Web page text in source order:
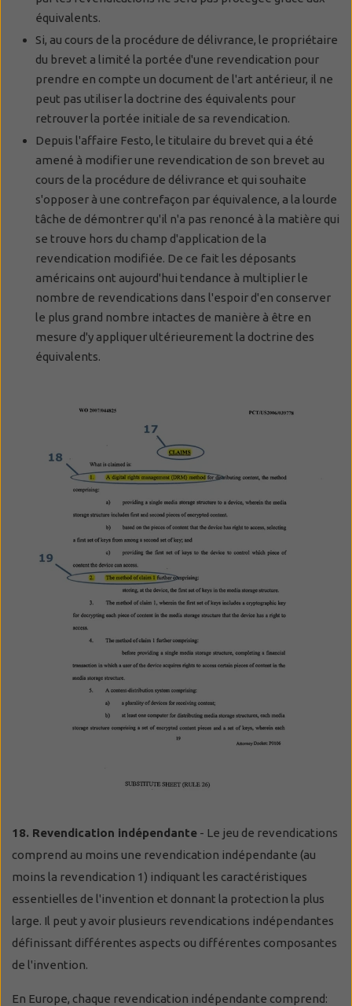
équivalents.
Si, au cours de la procédure de délivrance, le propriétaire
du brevet a limité la portée d'une revendication pour
prendre en compte un document de l'art antérieur, il ne
peut pas utiliser la doctrine des équivalents pour
retrouver la portée initiale de sa revendication.
Depuis l'affaire Festo, le titulaire du brevet qui a été
amené à modifier une revendication de son brevet au
cours de la procédure de délivrance et qui souhaite
s'opposer à une contrefaçon par équivalence, a la lourde
tâche de démontrer qu'il n'a pas renoncé à la matière qui
se trouve hors du champ d'application de la
revendication modifiée. De ce fait les déposants
américains ont aujourd'hui tendance à multiplier le
nombre de revendications dans l'espoir d'en conserver
le plus grand nombre intactes de manière à être en
mesure d'y appliquer ultérieurement la doctrine des
équivalents.
18. Revendication indépendante - Le jeu de revendications
comprend au moins une revendication indépendante (au
moins la revendication 1) indiquant les caractéristiques
essentielles de l'invention et donnant la protection la plus
large. Il peut y avoir plusieurs revendications indépendantes
définissant différentes aspects ou différentes composantes
de l'invention.
En Europe, chaque revendication indépendante comprend: